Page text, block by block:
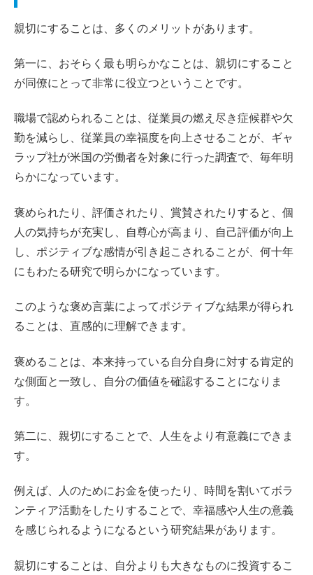
親切にすることは、多くのメリットがあります。
第一に、おそらく最も明らかなことは、親切にすること
が同僚にとって非常に役立つということです。
職場で認められることは、従業員の燃え尽き症候群や欠
勤を減らし、従業員の幸福度を向上させることが、ギャ
ラップ社が米国の労働者を対象に行った調査で、毎年明
らかになっています。
褒められたり、評価されたり、賞賛されたりすると、個
人の気持ちが充実し、自尊心が高まり、自己評価が向上
し、ポジティブな感情が引き起こされることが、何十年
にもわたる研究で明らかになっています。
このような褒め言葉によってポジティブな結果が得られ
ることは、直感的に理解できます。
褒めることは、本来持っている自分自身に対する肯定的
な側面と一致し、自分の価値を確認することになりま
す。
第二に、親切にすることで、人生をより有意義にできま
す。
例えば、人のためにお金を使ったり、時間を割いてボラ
ンティア活動をしたりすることで、幸福感や人生の意義
を感じられるようになるという研究結果があります。
親切にすることは、自分よりも大きなものに投資するこ